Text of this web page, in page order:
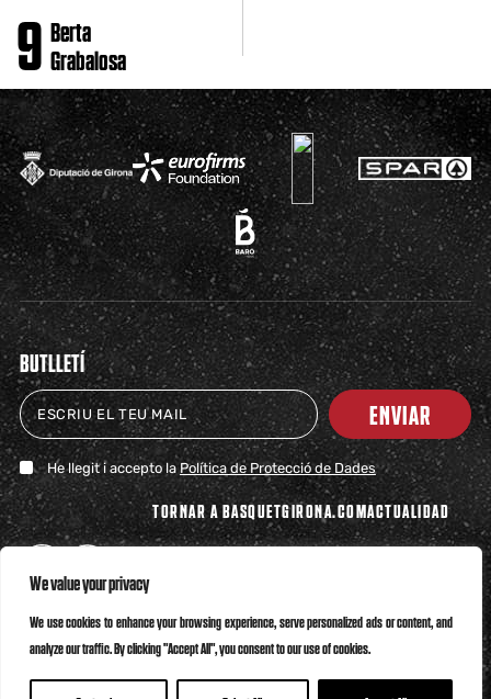
We value your privacy
We use cookies to enhance your browsing experience, serve personalized ads or content, and
analyze our traffic. By clicking "Accept All", you consent to our use of cookies.
9 Berta
Grabalosa
BUTLLETÍ
ENVIAR
He llegit i accepto laPolítica de Protecció de Dades
TORNAR A BASQUETGIRONA.COMACTUALIDAD
Política de Privacitat Política de Cookies Canal Ètic